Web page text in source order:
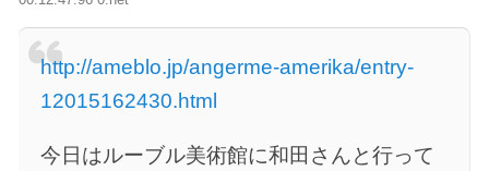
http://ameblo.jp/angerme-amerika/entry-
12015162430.html
今日はルーブル美術館に和田さんと行って